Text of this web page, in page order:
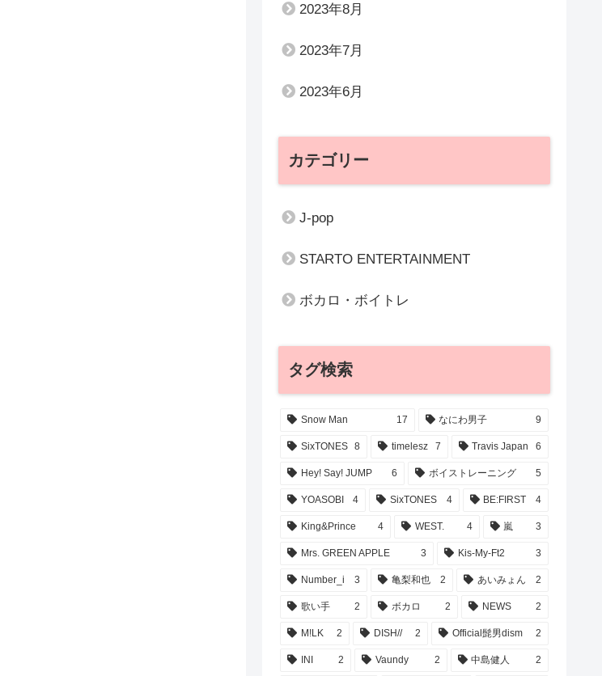
2023年8月
2023年7月
2023年6月
カテゴリー
J-pop
STARTO ENTERTAINMENT
ボカロ・ボイトレ
タグ検索
Snow Man 17 なにわ男子 9
SixTONES 8 timelesz 7 Travis Japan 6
Hey! Say! JUMP 6 ボイストレーニング 5
YOASOBI 4 SixTONES 4 BE:FIRST 4
King&Prince 4 WEST. 4 嵐 3
Mrs. GREEN APPLE 3 Kis-My-Ft2 3
Number_i 3 亀梨和也 2 あいみょん 2
歌い手 2 ボカロ 2 NEWS 2
M!LK 2 DISH// 2 Official髭男dism 2
INI 2 Vaundy 2 中島健人 2